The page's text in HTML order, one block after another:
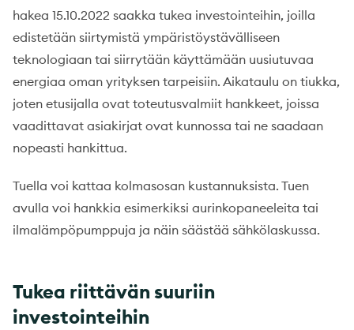
hakea 15.10.2022 saakka tukea investointeihin, joilla
edistetään siirtymistä ympäristöystävälliseen
teknologiaan tai siirrytään käyttämään uusiutuvaa
energiaa oman yrityksen tarpeisiin. Aikataulu on tiukka,
joten etusijalla ovat toteutusvalmiit hankkeet, joissa
vaadittavat asiakirjat ovat kunnossa tai ne saadaan
nopeasti hankittua.
Tuella voi kattaa kolmasosan kustannuksista. Tuen
avulla voi hankkia esimerkiksi aurinkopaneeleita tai
ilmalämpöpumppuja ja näin säästää sähkölaskussa.
Tukea riittävän suuriin
investointeihin